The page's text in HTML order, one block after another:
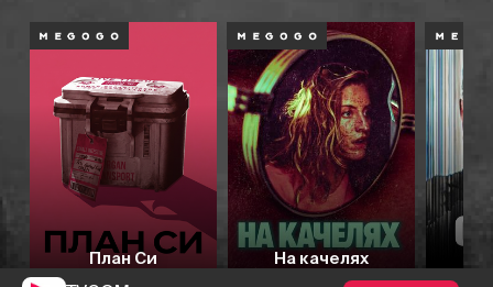
План Си На качелях